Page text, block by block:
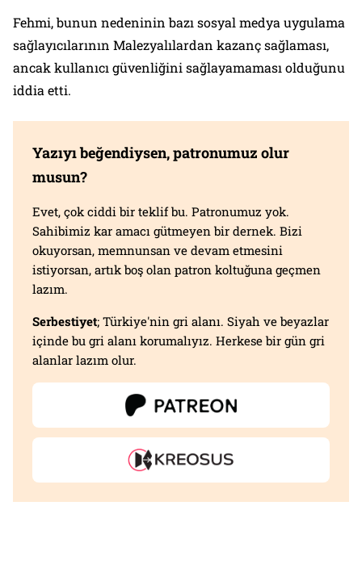
Fehmi, bunun nedeninin bazı sosyal medya uygulama
sağlayıcılarının Malezyalılardan kazanç sağlaması,
ancak kullanıcı güvenliğini sağlayamaması olduğunu
iddia etti.
Yazıyı beğendiysen, patronumuz olur
musun?
Evet, çok ciddi bir teklif bu. Patronumuz yok.
Sahibimiz kar amacı gütmeyen bir dernek. Bizi
okuyorsan, memnunsan ve devam etmesini
istiyorsan, artık boş olan patron koltuğuna geçmen
lazım.
Serbestiyet; Türkiye'nin gri alanı. Siyah ve beyazlar
içinde bu gri alanı korumalıyız. Herkese bir gün gri
alanlar lazım olur.